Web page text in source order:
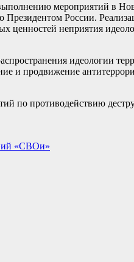
мероприятий в
Президентом России.
ценностей неприятия
идеологии
и продвижение
по противодействию
«СВОи»